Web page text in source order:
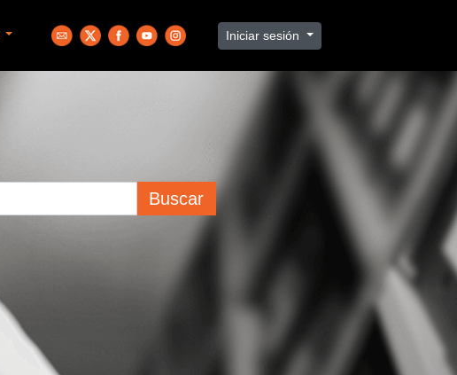
Iniciar sesión
Buscar